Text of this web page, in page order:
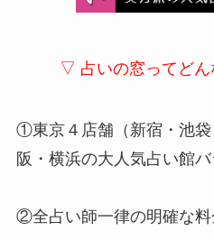
▽ 占いの窓ってど
①東京４店舗（新宿・池
阪・横浜の大人気占い館
②全占い師一律の明確な料